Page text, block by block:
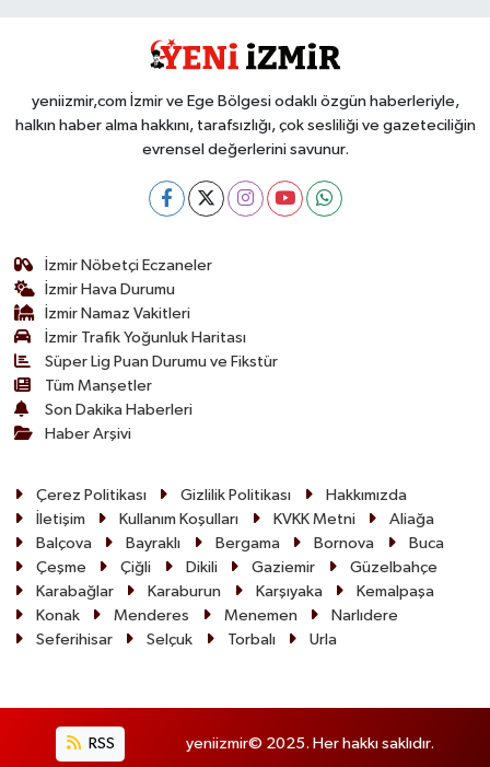
yeniizmir,com İzmir ve Ege Bölgesi odaklı özgün haberleriyle,
halkın haber alma hakkını, tarafsızlığı, çok sesliliği ve gazeteciliğin
evrensel değerlerini savunur.
İzmir Nöbetçi Eczaneler
İzmir Hava Durumu
İzmir Namaz Vakitleri
İzmir Trafik Yoğunluk Haritası
Süper Lig Puan Durumu ve Fikstür
Tüm Manşetler
Son Dakika Haberleri
Haber Arşivi
Çerez Politikası Gizlilik Politikası
Hakkımızda
İletişim
Kullanım Koşulları KVKK Metni
Aliağa
Balçova
Bayraklı Bergama Bornova
Buca
Çeşme
Çiğli Dikili Gaziemir
Güzelbahçe
Karabağlar
Karaburun Karşıyaka
Kemalpaşa
Konak
Menderes Menemen
Narlıdere
Seferihisar
Selçuk Torbalı Urla
RSS yeniizmir© 2025. Her hakkı saklıdır.